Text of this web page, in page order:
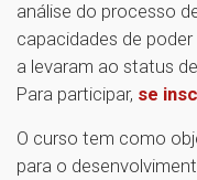
análise do processo
capacidades de
a levaram ao status
Para participar, se
O curso tem como
para o